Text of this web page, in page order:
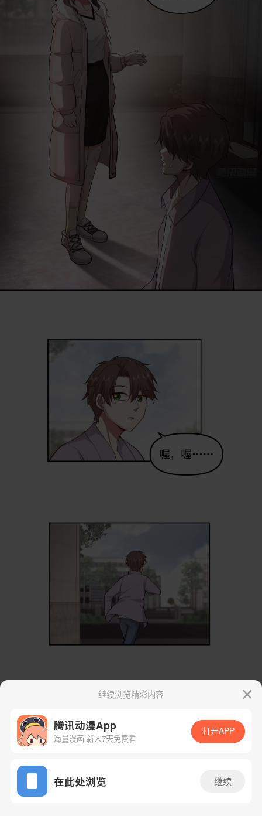
App免费看
继续浏览精彩内容
腾讯动漫App
海量漫画 新人7天免费看
打开APP
在此处浏览 继续